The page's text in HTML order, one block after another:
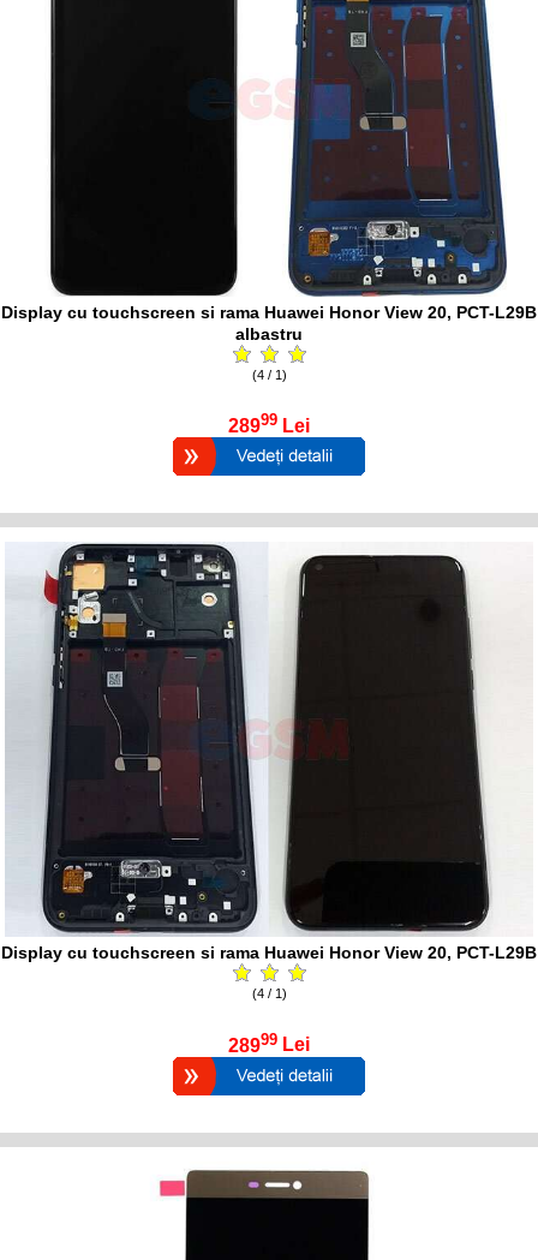
Display cu touchscreen si rama Huawei Honor View 20, PCT-L29B
albastru
(4 / 1)
28999 Lei
Display cu touchscreen si rama Huawei Honor View 20, PCT-L29B
(4 / 1)
28999 Lei